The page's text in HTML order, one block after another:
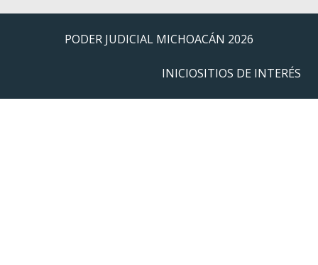
PODER JUDICIAL MICHOACÁN 2026
INICIOSITIOS DE INTERÉS